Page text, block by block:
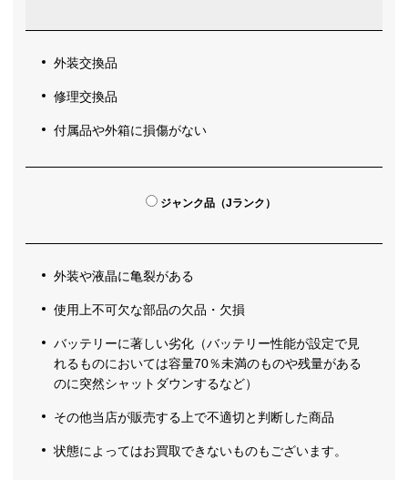
外装交換品
修理交換品
付属品や外箱に損傷がない
ジャンク品（Jランク）
外装や液晶に亀裂がある
使用上不可欠な部品の欠品・欠損
バッテリーに著しい劣化（バッテリー性能が設定で見
れるものにおいては容量70％未満のものや残量がある
のに突然シャットダウンするなど）
その他当店が販売する上で不適切と判断した商品
状態によってはお買取できないものもございます。